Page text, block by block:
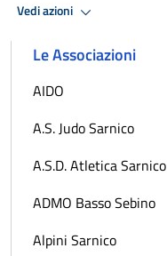
Vedi azioni
Le Associazioni
AIDO
A.S. Judo Sarnico
A.S.D. Atletica Sarnico
ADMO Basso Sebino
Alpini Sarnico